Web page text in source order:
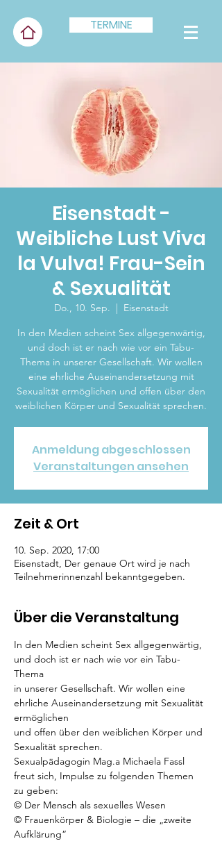
TERMINE
Eisenstadt -
Weibliche Lust Viva
la Vulva! Frau-Sein
& Sexualität
Do., 10. Sep.
  |
Eisenstadt
In den Medien scheint Sex allgegenwärtig,
und doch ist er nach wie vor ein Tabu-
Thema in unserer Gesellschaft. Wir wollen
eine ehrliche Auseinandersetzung mit
Sexualität ermöglichen und offen über den
weiblichen Körper und Sexualität sprechen.
Anmeldung abgeschlossen
Veranstaltungen ansehen
Zeit & Ort
10. Sep. 2020, 17:00
Eisenstadt, Der genaue Ort wird je nach
Teilnehmerinnenzahl bekanntgegeben.
Über die Veranstaltung
In den Medien scheint Sex allgegenwärtig,
und doch ist er nach wie vor ein Tabu-
Thema
in unserer Gesellschaft. Wir wollen eine
ehrliche Auseinandersetzung mit Sexualität
ermöglichen
und offen über den weiblichen Körper und
Sexualität sprechen.
Sexualpädagogin Mag.a Michaela Fassl
freut sich, Impulse zu folgenden Themen
zu geben:
© Der Mensch als sexuelles Wesen
© Frauenkörper & Biologie – die „zweite
Aufklärung“